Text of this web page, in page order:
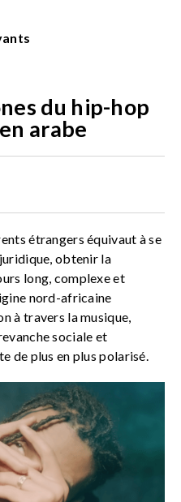
du hip-hop
arabe
étrangers équivaut à se
obtenir la
long, complexe et
nord-africaine
à travers la musique,
sociale et
de plus en plus polarisé.